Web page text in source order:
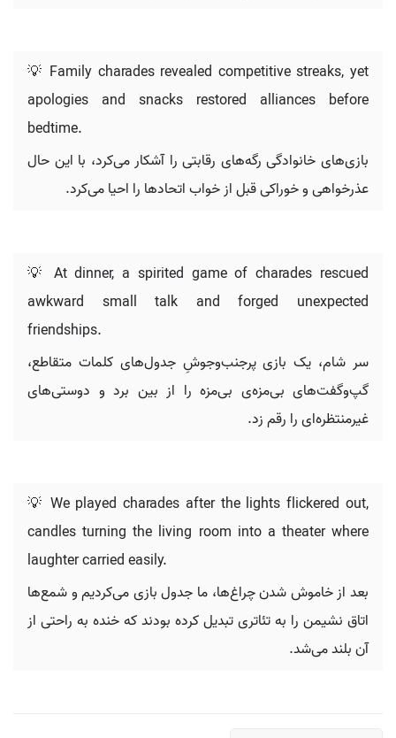
💡 Family charades revealed competitive streaks, yet
apologies and snacks restored alliances before
bedtime.
بازی‌های خانوادگی رگه‌های رقابتی را آشکار می‌کرد، با این حال
عذرخواهی و خوراکی قبل از خواب اتحادها را احیا می‌کرد.
💡 At dinner, a spirited game of charades rescued
awkward small talk and forged unexpected
friendships.
سر شام، یک بازی پرجنب‌وجوشِ جدول‌های کلمات متقاطع،
گپ‌وگفت‌های بی‌مزه‌ی بی‌مزه را از بین برد و دوستی‌های
غیرمنتظره‌ای را رقم زد.
💡 We played charades after the lights flickered out,
candles turning the living room into a theater where
laughter carried easily.
بعد از خاموش شدن چراغ‌ها، ما جدول بازی می‌کردیم و شمع‌ها
اتاق نشیمن را به تئاتری تبدیل کرده بودند که خنده به راحتی از
آن بلند می‌شد.